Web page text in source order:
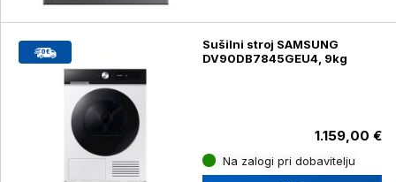
Sušilni stroj SAMSUNG
DV90DB7845GEU4, 9kg
1.159,00 €
Na zalogi pri dobavitelju